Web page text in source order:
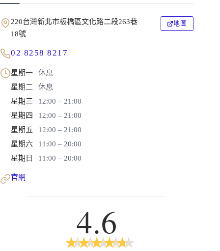
220台灣新北市板橋區文化路二段263巷
18號
地圖
02 8258 8217
星期一
休息
星期二
休息
星期三
12:00 – 21:00
星期四
12:00 – 21:00
星期五
12:00 – 21:00
星期六
11:00 – 20:00
星期日
11:00 – 20:00
官網
4.6
★
★ ★
★ ★
★ ★
★ ★
★